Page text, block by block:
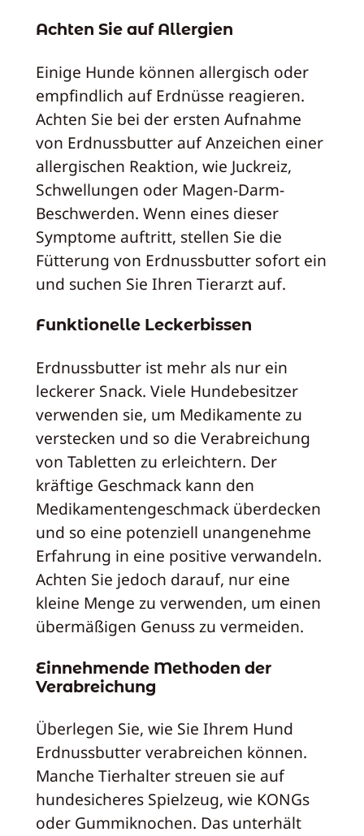
Achten Sie auf Allergien
Einige Hunde können allergisch oder
empfindlich auf Erdnüsse reagieren.
Achten Sie bei der ersten Aufnahme
von Erdnussbutter auf Anzeichen einer
allergischen Reaktion, wie Juckreiz,
Schwellungen oder Magen-Darm-
Beschwerden. Wenn eines dieser
Symptome auftritt, stellen Sie die
Fütterung von Erdnussbutter sofort ein
und suchen Sie Ihren Tierarzt auf.
Funktionelle Leckerbissen
Erdnussbutter ist mehr als nur ein
leckerer Snack. Viele Hundebesitzer
verwenden sie, um Medikamente zu
verstecken und so die Verabreichung
von Tabletten zu erleichtern. Der
kräftige Geschmack kann den
Medikamentengeschmack überdecken
und so eine potenziell unangenehme
Erfahrung in eine positive verwandeln.
Achten Sie jedoch darauf, nur eine
kleine Menge zu verwenden, um einen
übermäßigen Genuss zu vermeiden.
Einnehmende Methoden der
Verabreichung
Überlegen Sie, wie Sie Ihrem Hund
Erdnussbutter verabreichen können.
Manche Tierhalter streuen sie auf
hundesicheres Spielzeug, wie KONGs
oder Gummiknochen. Das unterhält